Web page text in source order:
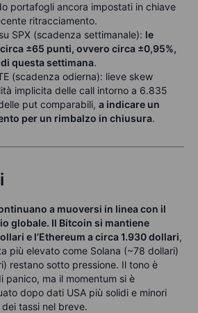
portafogli ancora impostati in chiave
ritracciamento.
SPX (scadenza settimanale): le
±65 punti, ovvero circa ±0,95%,
questa settimana.
(scadenza odierna): lieve skew
implicita delle call intorno a 6.835
put comparabili, a indicare un
per un rimbalzo in chiusura.
a muoversi in linea con il
globale. Il Bitcoin si mantiene
e l’Ethereum a circa 1.930 dollari,
più elevato come Solana (~78 dollari)
restano sotto pressione. Il tono è
panico, ma il momentum si è
dopo dati USA più solidi e minori
tassi nel breve.